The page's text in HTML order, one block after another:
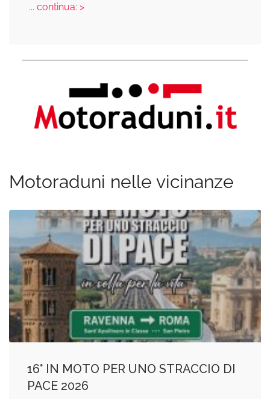
... continua: >
Motoraduni nelle vicinanze
16° IN MOTO PER UNO STRACCIO DI
PACE 2026